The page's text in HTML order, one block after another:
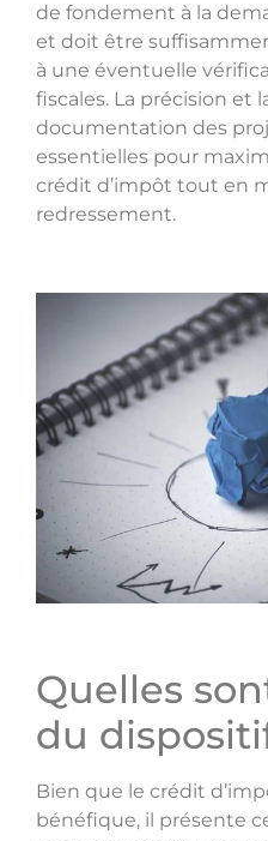
de fondement à la
et doit être
à une éventuelle
fiscales. La précision et
documentation des
essentielles pour
crédit d’impôt tout en
redressement.
Quelles
du
Bien que le crédit
bénéfique, il présente